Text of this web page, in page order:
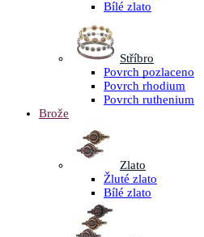
Bílé zlato
Stříbro
Povrch pozlaceno
Povrch rhodium
Povrch ruthenium
Brože
Zlato
Žluté zlato
Bílé zlato